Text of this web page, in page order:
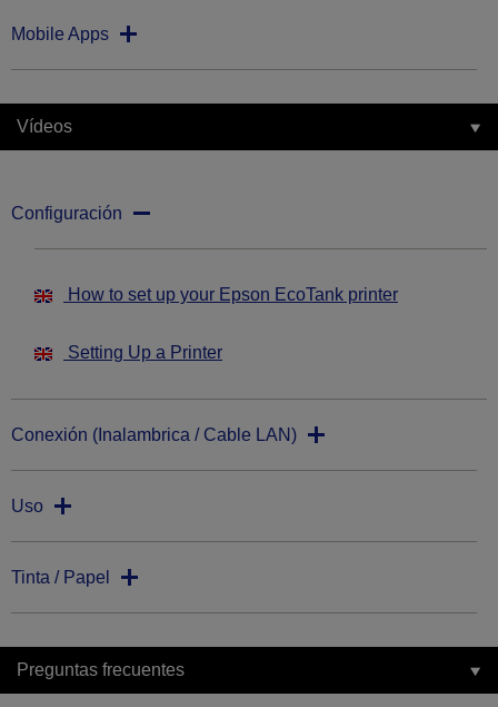
Mobile Apps
Vídeos
Configuración
How to set up your Epson EcoTank printer
Setting Up a Printer
Conexión (Inalambrica / Cable LAN)
Uso
Tinta / Papel
Preguntas frecuentes